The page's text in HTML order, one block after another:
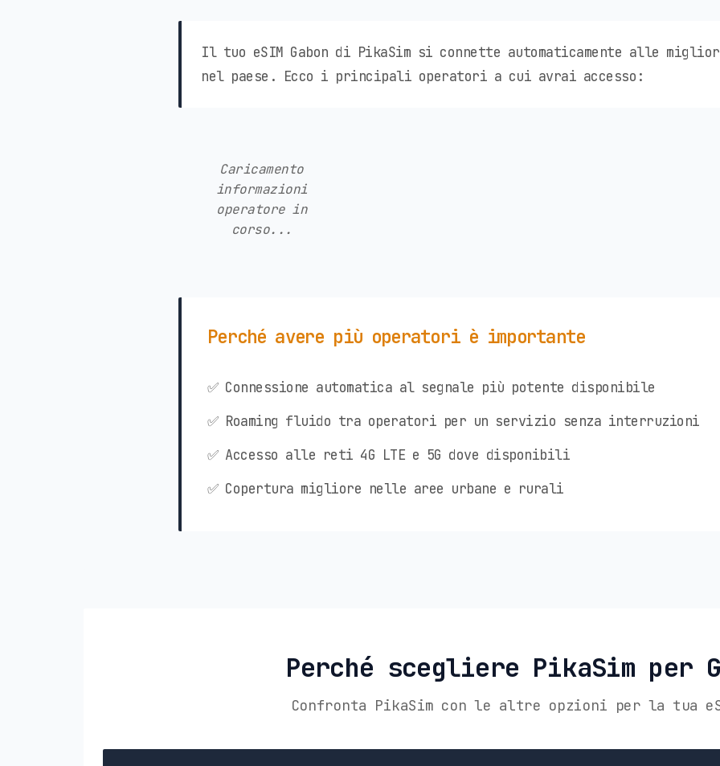
Il tuo eSIM Gabon di PikaSim si connette automaticamente alle
nel paese. Ecco i principali operatori a cui avrai accesso:
Caricamento
informazioni
operatore in
corso...
Perché avere più operatori è importante
✅ Connessione automatica al segnale più potente disponibile
✅ Roaming fluido tra operatori per un servizio senza interruzioni
✅ Accesso alle reti 4G LTE e 5G dove disponibili
✅ Copertura migliore nelle aree urbane e rurali
Perché scegliere PikaSim per
Confronta PikaSim con le altre opzioni per la tua